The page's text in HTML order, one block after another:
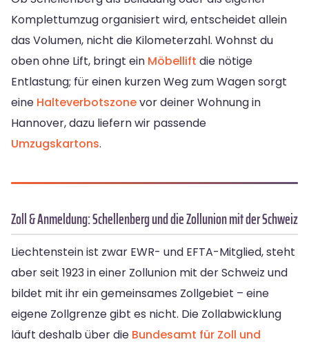
Komplettumzug organisiert wird, entscheidet allein
das Volumen, nicht die Kilometerzahl. Wohnst du
oben ohne Lift, bringt ein Möbellift die nötige
Entlastung; für einen kurzen Weg zum Wagen sorgt
eine Halteverbotszonevor deiner Wohnung in
Hannover, dazu liefern wir passende
Umzugskartons.
Zoll & Anmeldung: Schellenberg und die Zollunion mit der Schweiz
Liechtenstein ist zwar EWR- und EFTA-Mitglied, steht
aber seit 1923 in einer Zollunion mit der Schweiz und
bildet mit ihr ein gemeinsames Zollgebiet – eine
eigene Zollgrenze gibt es nicht. Die Zollabwicklung
läuft deshalb über die Bundesamt für Zoll und